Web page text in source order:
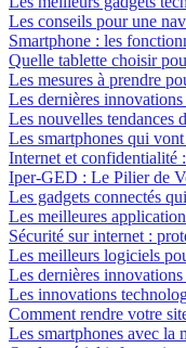
Les conseils pour une
Smartphone : les
Quelle tablette choisir
Les mesures à prendre
Les dernières
Les nouvelles tendances
Les smartphones qui
Internet et confidentialité
Iper-GED : Le Pilier de
Les gadgets connectés
Les meilleures
Sécurité sur internet :
Les meilleurs logiciels
Les dernières
Les innovations
Comment rendre votre
Les smartphones avec la